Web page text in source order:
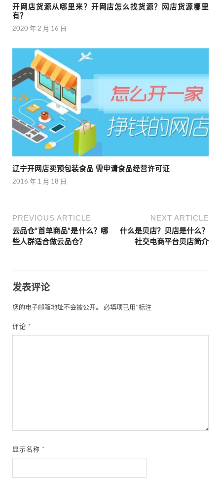
开网店货源从哪里来？开网店怎么找货源？网店货源哪里
有？
2020 年 2 月 16 日
辽宁开网店卖预包装食品 需申请食品经营许可证
2016 年 1 月 18 日
PREVIOUS ARTICLE
云品仓“首单商品”是什么？哪
些人群适合做云品仓？
NEXT ARTICLE
什么是贝店？贝店是什么？
社交电商平台贝店简介
发表评论
您的电子邮箱地址不会被公开。 必填项已用 *标注
评论 *
显示名称 *